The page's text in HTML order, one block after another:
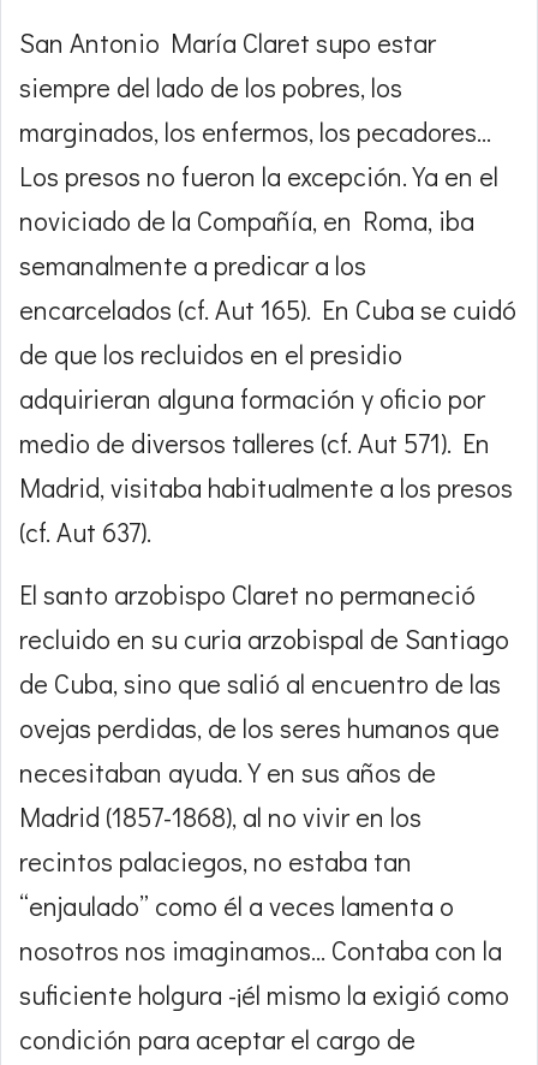
San Antonio María Claret supo estar
siempre del lado de los pobres, los
marginados, los enfermos, los pecadores…
Los presos no fueron la excepción. Ya en el
noviciado de la Compañía, en Roma, iba
semanalmente a predicar a los
encarcelados (cf. Aut 165). En Cuba se cuidó
de que los recluidos en el presidio
adquirieran alguna formación y oficio por
medio de diversos talleres (cf. Aut 571). En
Madrid, visitaba habitualmente a los presos
(cf. Aut 637).
El santo arzobispo Claret no permaneció
recluido en su curia arzobispal de Santiago
de Cuba, sino que salió al encuentro de las
ovejas perdidas, de los seres humanos que
necesitaban ayuda. Y en sus años de
Madrid (1857-1868), al no vivir en los
recintos palaciegos, no estaba tan
“enjaulado” como él a veces lamenta o
nosotros nos imaginamos… Contaba con la
suficiente holgura -¡él mismo la exigió como
condición para aceptar el cargo de